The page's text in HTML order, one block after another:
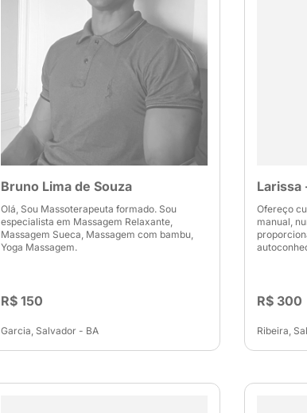
Bruno Lima de Souza
Olá, Sou Massoterapeuta formado. Sou
especialista em Massagem Relaxante,
Massagem Sueca, Massagem com bambu,
Yoga Massagem.
R$ 150
Garcia, Salvador - BA
Larissa
Ofereço
manual,
R$ 300
Ribeira,